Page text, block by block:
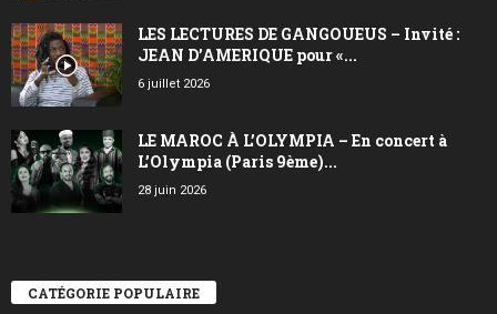
LES LECTURES DE GANGOUEUS – Invité :
JEAN D’AMERIQUE pour «...
6 juillet 2026
LE MAROC À L’OLYMPIA – En concert à
L’Olympia (Paris 9ème)...
28 juin 2026
CATÉGORIE POPULAIRE